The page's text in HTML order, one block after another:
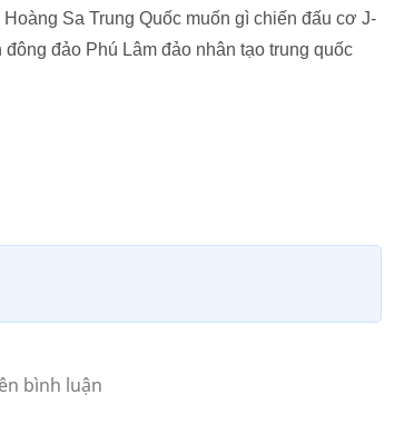
Sa Trung Quốc muốn gì chiến đấu cơ J-
đảo Phú Lâm đảo nhân tạo trung quốc